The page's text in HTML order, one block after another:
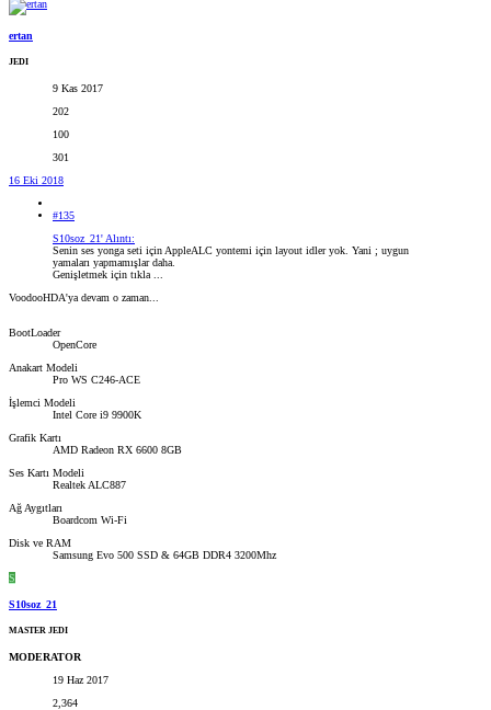
ertan
JEDI
9 Kas 2017
202
100
301
16 Eki 2018
#135
S10soz_21' Alıntı:
Senin ses yonga seti için AppleALC yontemi için layout idler yok. Yani ; uygun
yamaları yapmamışlar daha.
Genişletmek için tıkla ...
VoodooHDA'ya devam o zaman...
BootLoader
OpenCore
Anakart Modeli
Pro WS C246-ACE
İşlemci Modeli
Intel Core i9 9900K
Grafik Kartı
AMD Radeon RX 6600 8GB
Ses Kartı Modeli
Realtek ALC887
Ağ Aygıtları
Boardcom Wi-Fi
Disk ve RAM
Samsung Evo 500 SSD & 64GB DDR4 3200Mhz
S
S10soz_21
MASTER JEDI
MODERATOR
19 Haz 2017
2,364